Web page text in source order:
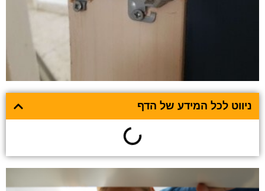
ניווט לכל המידע של הדף